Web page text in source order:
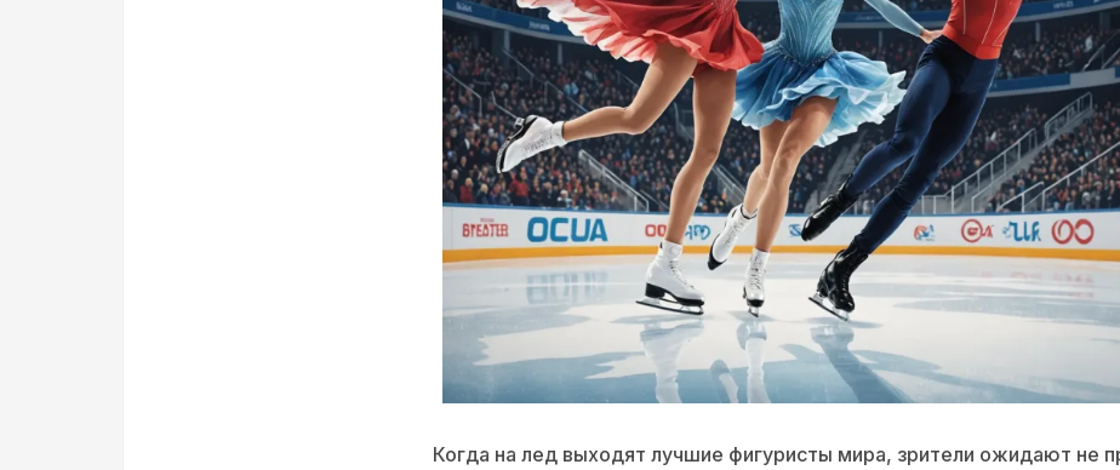
Когда на лед выходят лучшие фигуристы мира, зрители ожидают не